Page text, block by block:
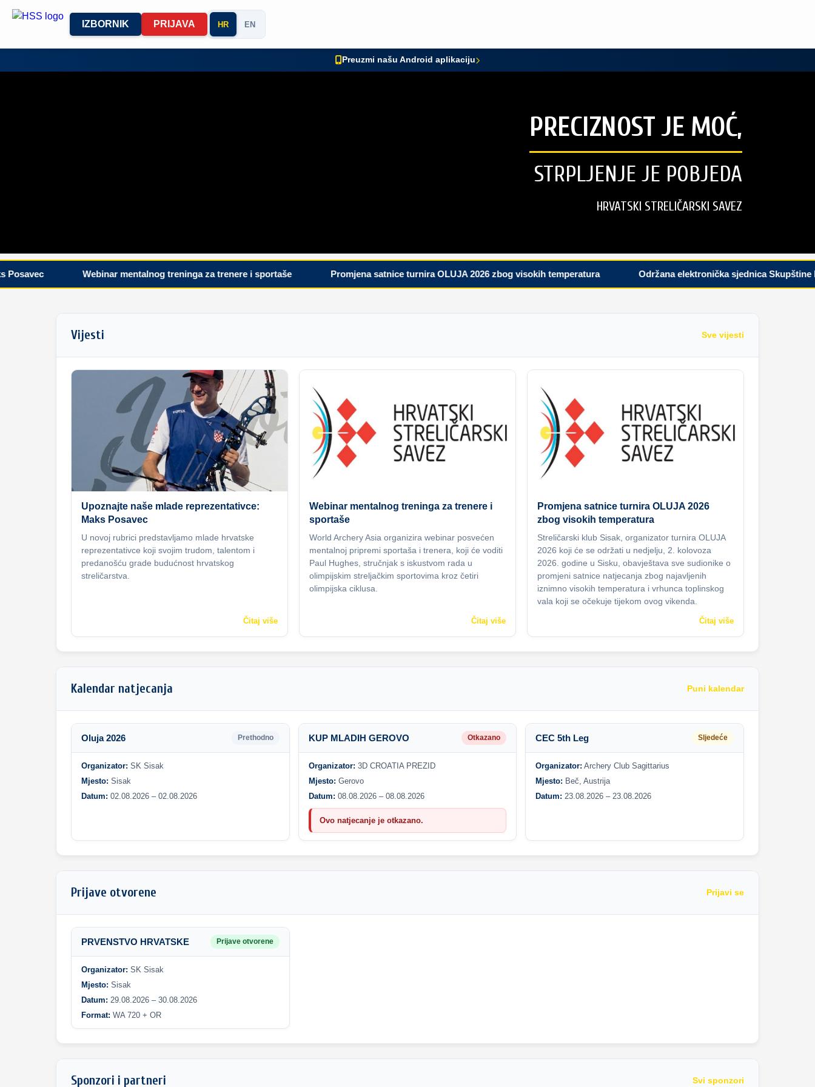
IZBORNIK PRIJAVA HR EN
Preuzmi našu Android aplikaciju
PRECIZNOST JE MOĆ,
STRPLJENJE JE POBJEDA
HRVATSKI STRELIČARSKI SAVEZ
Webinar mentalnog treninga za trenere i sportaše Promjena satnice turnira OLUJA 2026 zbog visokih temperatura Održana elektronička sjednica Skupštine
Vijesti Sve vijesti
Upoznajte naše mlade reprezentativce:
Maks Posavec
U novoj rubrici predstavljamo mlade hrvatske
reprezentativce koji svojim trudom, talentom i
predanošću grade budućnost hrvatskog
streličarstva.
Čitaj više
Webinar mentalnog treninga za trenere i
sportaše
World Archery Asia organizira webinar posvećen
mentalnoj pripremi sportaša i trenera, koji će voditi
Paul Hughes, stručnjak s iskustvom rada u
olimpijskim streljačkim sportovima kroz četiri
olimpijska ciklusa.
Čitaj više
Promjena satnice turnira OLUJA 2026
zbog visokih temperatura
Streličarski klub Sisak, organizator turnira OLUJA
2026 koji će se održati u nedjelju, 2. kolovoza
2026. godine u Sisku, obavještava sve sudionike o
promjeni satnice natjecanja zbog najavljenih
iznimno visokih temperatura i vrhunca toplinskog
vala koji se očekuje tijekom ovog vikenda.
Čitaj više
Kalendar natjecanja Puni kalendar
Oluja 2026 Prethodno
Organizator: SK Sisak
Mjesto: Sisak
Datum: 02.08.2026 – 02.08.2026
KUP MLADIH GEROVO Otkazano
Organizator: 3D CROATIA PREZID
Mjesto: Gerovo
Datum: 08.08.2026 – 08.08.2026
Ovo natjecanje je otkazano.
CEC 5th Leg Sljedeće
Organizator: Archery Club Sagittarius
Mjesto: Beč, Austrija
Datum: 23.08.2026 – 23.08.2026
Prijave otvorene Prijavi se
PRVENSTVO HRVATSKE Prijave otvorene
Organizator: SK Sisak
Mjesto: Sisak
Datum: 29.08.2026 – 30.08.2026
Format: WA 720 + OR
Sponzori i partneri Svi sponzori